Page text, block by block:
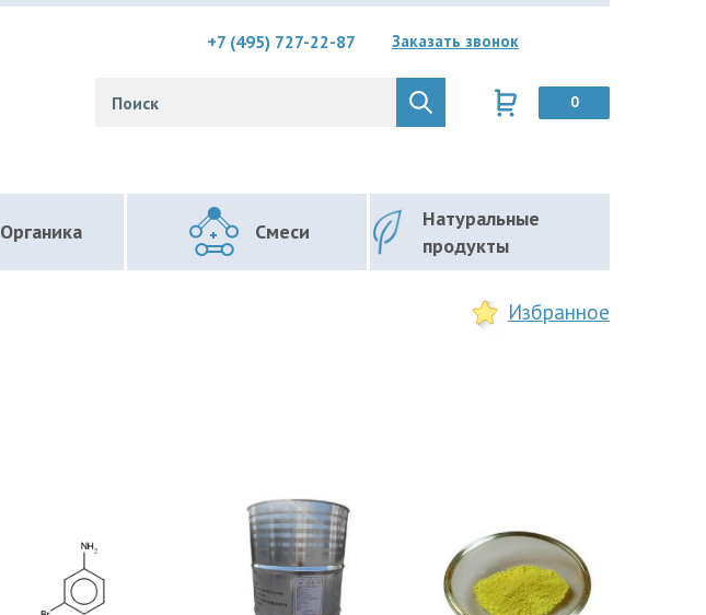
+7 (495) 727-22-87 Заказать звонок
0
Органика Смеси
Натуральные
продукты
Избранное